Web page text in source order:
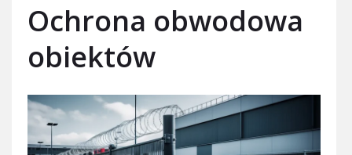
Ochrona obwodowa
obiektów